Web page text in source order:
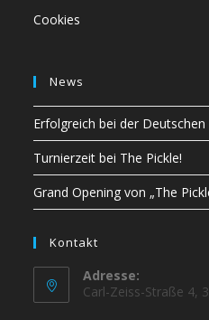
Cookies
News
Erfolgreich bei der
Turnierzeit bei The Pickle!
Grand Opening von „The
Kontakt
Adresse:
Carl-Zeiss-Straße 4,